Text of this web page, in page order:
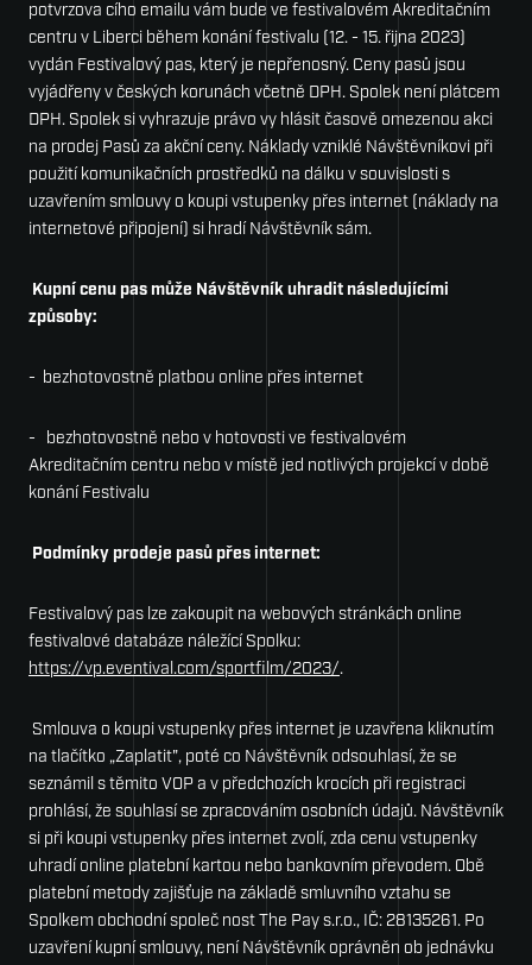
potvrzova­ cího emailu vám bude ve festivalovém Akreditačním
centru v Liberci během konání festivalu (12. - 15. řijna 2023)
vydán Festivalový pas, který je nepřenosný. Ceny pasů jsou
vyjádřeny v českých korunách včetně DPH. Spolek není plátcem
DPH. Spolek si vyhrazuje právo vy­ hlásit časově omezenou akci
na prodej Pasů za akční ceny. Náklady vzniklé Návštěvníkovi při
použití komunikačních prostředků na dálku v souvislosti s
uzavřením smlouvy o koupi vstupenky přes internet (náklady na
internetové připojení) si hradí Návštěvník sám.
Kupní cenu pas může Návštěvník uhradit následujícími
způsoby:
- bezhotovostně platbou online přes internet
- bezhotovostně nebo v hotovosti ve festivalovém
Akreditačním centru nebo v místě jed notlivých projekcí v době
konání Festivalu
Podmínky prodeje pasů přes internet:
Festivalový pas lze zakoupit na webových stránkách online
festivalové databáze náležící Spolku:
https://vp.eventival.com/sportfilm/2023/.
Smlouva o koupi vstupenky přes internet je uzavřena kliknutím
na tlačítko „Zaplatit", poté co Návštěvník odsouhlasí, že se
seznámil s těmito VOP a v předchozích krocích při registraci
prohlásí, že souhlasí se zpracováním osobních údajů. Návštěvník
si při koupi vstupenky přes internet zvolí, zda cenu vstupenky
uhradí online platební kartou nebo bankovním převodem. Obě
platební metody zajišťuje na základě smluvního vztahu se
Spolkem obchodní společ­ nost The Pay s.r.o., IČ: 28135261. Po
uzavření kupní smlouvy, není Návštěvník oprávněn ob­ jednávku